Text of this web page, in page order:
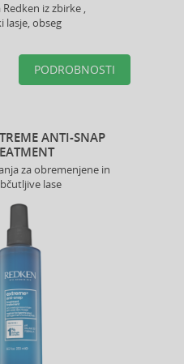
iz zbirke ,
lasje, obseg
PODROBNOSTI
ANTI-SNAP
za obremenjene in
lase